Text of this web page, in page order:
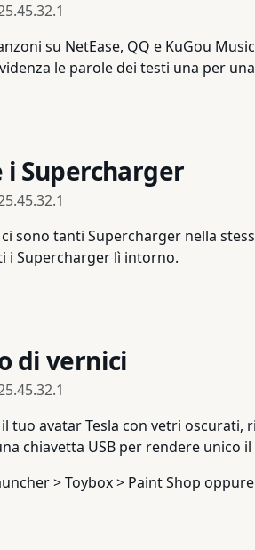
su NetEase, QQ e KuGou
le parole dei testi una per
i Supercharger
sono tanti Supercharger nella
i Supercharger lì intorno.
di vernici
tuo avatar Tesla con vetri
chiavetta USB per rendere unico
> Toybox > Paint Shop